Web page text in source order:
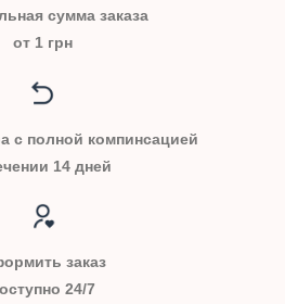
сумма заказа
от 1 грн
с полной компинсацией
14 дней
заказ
24/7